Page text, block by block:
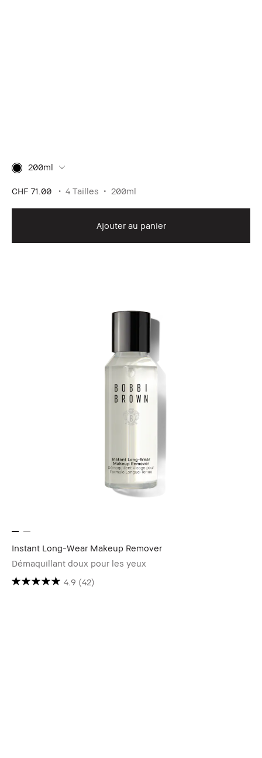
200ml
CHF 71.00 4 Tailles 200ml
Ajouter au panier
Instant Long-Wear Makeup Remover
Démaquillant doux pour les yeux
4.9 (42)